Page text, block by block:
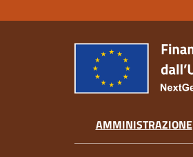
AMMINISTRAZIONE